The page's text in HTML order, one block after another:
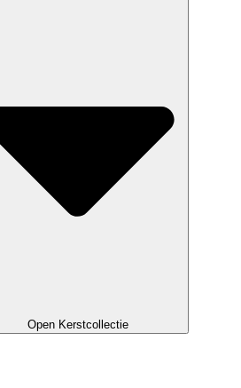
Open Kerstcollectie